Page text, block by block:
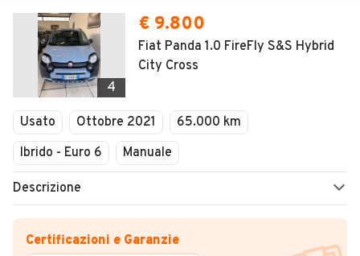
4
€ 9.800
Fiat Panda 1.0 FireFly S&S Hybrid
City Cross
Usato Ottobre 2021
65.000 km
Ibrido - Euro 6
Manuale
Descrizione
Certificazioni e Garanzie